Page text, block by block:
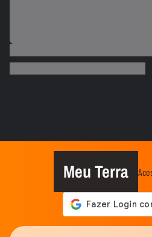
nas redes sociais
‘Caminhão-pipa
ao abençoar
Meu Terra